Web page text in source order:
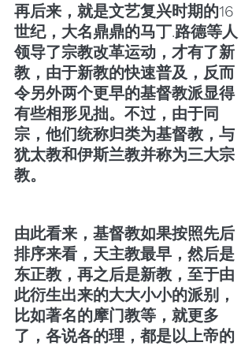
再后来，就是文艺复兴时期的16
世纪，大名鼎鼎的马丁.路德等人
领导了宗教改革运动，才有了新
教，由于新教的快速普及，反而
令另外两个更早的基督教派显得
有些相形见拙。不过，由于同
宗，他们统称归类为基督教，与
犹太教和伊斯兰教并称为三大宗
教。
由此看来，基督教如果按照先后
排序来看，天主教最早，然后是
东正教，再之后是新教，至于由
此衍生出来的大大小小的派别，
比如著名的摩门教等，就更多
了，各说各的理，都是以上帝的